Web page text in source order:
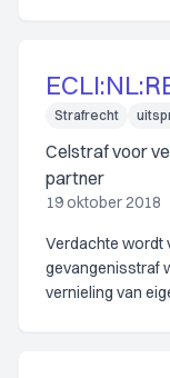
Strafrecht
Celstraf voor
partner
19 oktober 2018
Verdachte wordt
gevangenisstraf
vernieling van